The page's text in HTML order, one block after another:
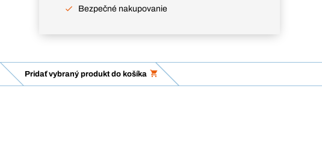
Bezpečné nakupovanie
Pridať vybraný produkt do košíka